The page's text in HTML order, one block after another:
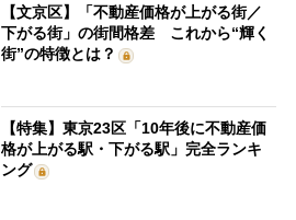
【文京区】「不動産価格が上がる街／
下がる街」の街間格差 これから“輝く
街”の特徴とは？
【特集】東京23区「10年後に不動産価
格が上がる駅・下がる駅」完全ランキ
ング